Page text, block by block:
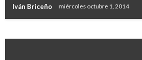
Iván Briceño miércoles octubre 1, 2014